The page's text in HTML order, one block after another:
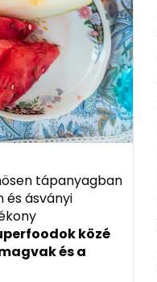
tápanyagban
és ásványi
közé
és a